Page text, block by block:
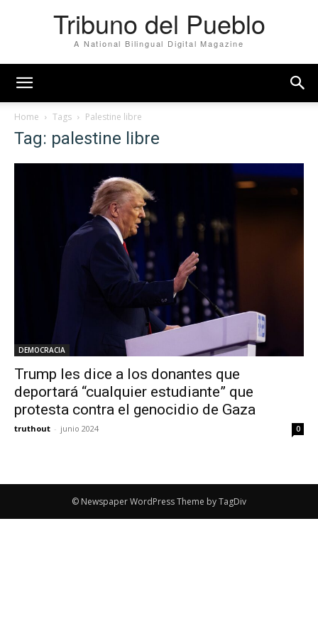
Tribuno del Pueblo
A National Bilingual Digital Magazine
Home Tags Palestine libre
Tag: palestine libre
DEMOCRACIA
Trump les dice a los donantes que
deportará “cualquier estudiante” que
protesta contra el genocidio de Gaza
truthout - junio 2024 0
© Newspaper WordPress Theme by TagDiv